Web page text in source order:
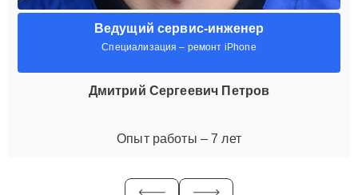
Ведущий сервис-инженер
Специализация – ремонт iPhone
Дмитрий Сергеевич Петров
Опыт работы – 7 лет